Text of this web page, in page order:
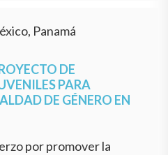
Panamá
DE
PARA
DE GÉNERO EN
por promover la